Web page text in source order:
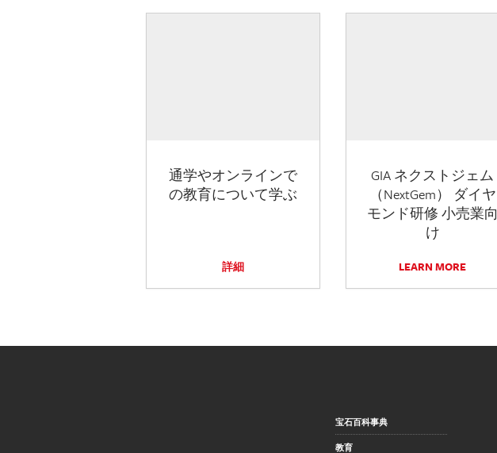
通学やオンラインで
の教育について学ぶ
詳細
GIA ネクストジェム
（NextGem） ダイヤ
モンド研修 小売業向
け
LEARN MORE
宝石百科事典
教育